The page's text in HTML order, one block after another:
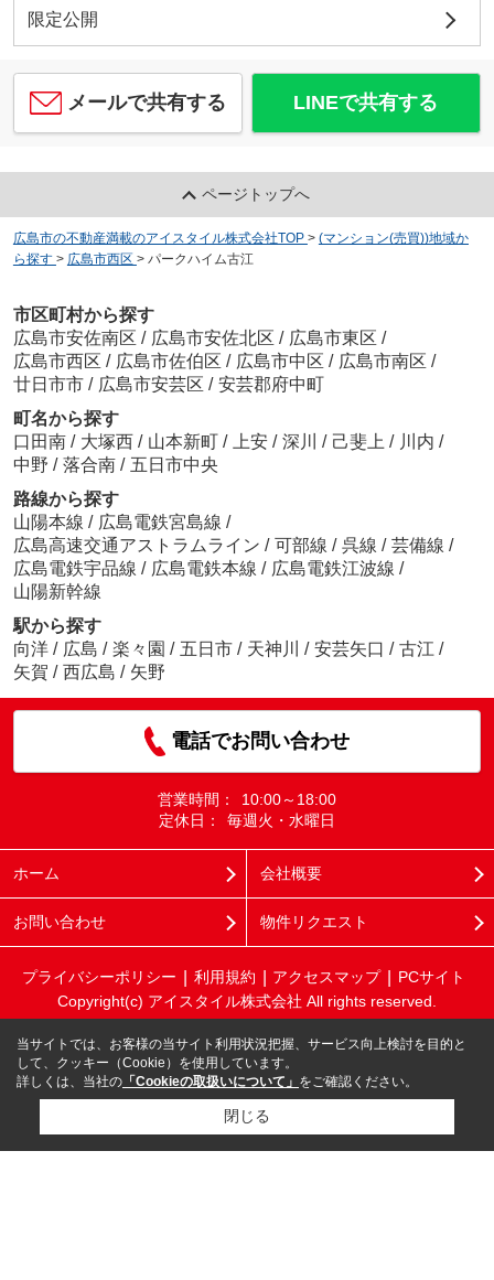
限定公開
メールで共有する LINEで共有する
ページトップへ
広島市の不動産満載のアイスタイル株式会社TOP > (マンション(売買))地域か
ら探す > 広島市西区 > パークハイム古江
市区町村から探す
広島市安佐南区 / 広島市安佐北区 / 広島市東区 /
広島市西区 / 広島市佐伯区 / 広島市中区 / 広島市南区 /
廿日市市 / 広島市安芸区 / 安芸郡府中町
町名から探す
口田南 / 大塚西 / 山本新町 / 上安 / 深川 / 己斐上 / 川内 /
中野 / 落合南 / 五日市中央
路線から探す
山陽本線 / 広島電鉄宮島線 /
広島高速交通アストラムライン / 可部線 / 呉線 / 芸備線 /
広島電鉄宇品線 / 広島電鉄本線 / 広島電鉄江波線 /
山陽新幹線
駅から探す
向洋 / 広島 / 楽々園 / 五日市 / 天神川 / 安芸矢口 / 古江 /
矢賀 / 西広島 / 矢野
電話でお問い合わせ
営業時間：
10:00～18:00
定休日：
毎週火・水曜日
ホーム 会社概要
お問い合わせ 物件リクエスト
プライバシーポリシー 利用規約 アクセスマップ
PCサイト
Copyright(c) アイスタイル株式会社 All rights reserved.
当サイトでは、お客様の当サイト利用状況把握、サービス向上検討を目的と
して、クッキー（Cookie）を使用しています。
詳しくは、当社の 「Cookieの取扱いについて」 をご確認ください。
閉じる